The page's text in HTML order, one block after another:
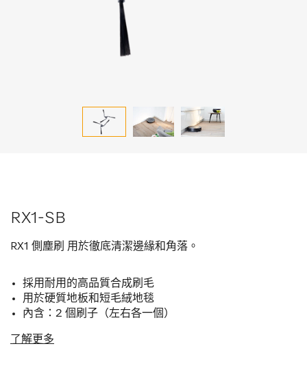
RX1-SB
RX1 側塵刷 用於徹底清潔邊緣和角落。
採用耐用的高品質合成刷毛
用於硬質地板和短毛絨地毯
內含：2 個刷子（左右各一個）
了解更多